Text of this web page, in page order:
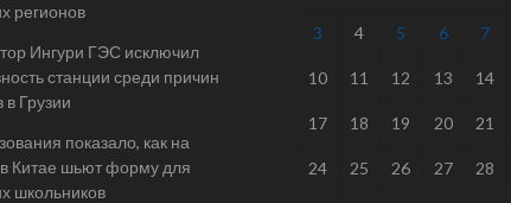
регионов
Ингури ГЭС исключил
станции среди причин
в Грузии
показало, как на
Китае шьют форму для
школьников
3 4 5 6 7
10 11 12 13 14
17 18 19 20 21
24 25 26 27 28